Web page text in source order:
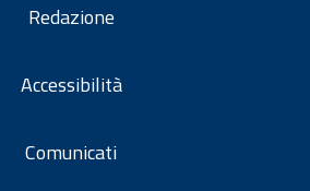
Redazione
Accessibilità
Comunicati